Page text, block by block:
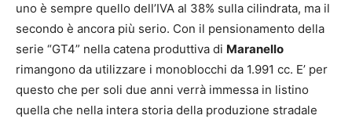
uno è sempre quello dell’IVA al 38% sulla cilindrata, ma il
secondo è ancora più serio. Con il pensionamento della
serie “GT4” nella catena produttiva di Maranello
rimangono da utilizzare i monoblocchi da 1.991 cc. E’ per
questo che per soli due anni verrà immessa in listino
quella che nella intera storia della produzione stradale